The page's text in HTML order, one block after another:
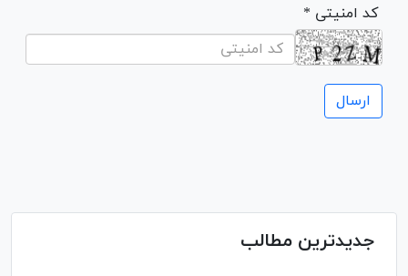
* کد امنیتی
جدیدترین مطالب